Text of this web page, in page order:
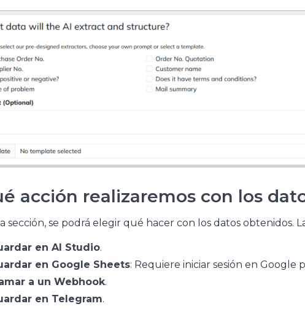
acción realizaremos con los
sección, se podrá elegir qué hacer con los datos obtenidos.
en AI Studio.
en Google Sheets: Requiere iniciar sesión en Google
a un Webhook.
en Telegram.